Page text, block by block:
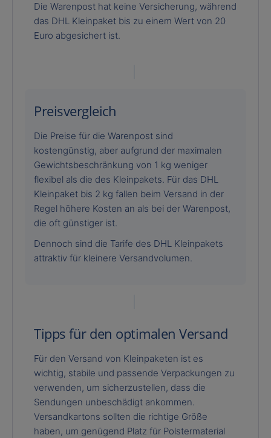
Die Warenpost hat keine Versicherung, während
das DHL Kleinpaket bis zu einem Wert von 20
Euro abgesichert ist.
Preisvergleich
Die Preise für die Warenpost sind
kostengünstig, aber aufgrund der maximalen
Gewichtsbeschränkung von 1 kg weniger
flexibel als die des Kleinpakets. Für das DHL
Kleinpaket bis 2 kg fallen beim Versand in der
Regel höhere Kosten an als bei der Warenpost,
die oft günstiger ist.
Dennoch sind die Tarife des DHL Kleinpakets
attraktiv für kleinere Versandvolumen.
Tipps für den optimalen Versand
Für den Versand von Kleinpaketen ist es
wichtig, stabile und passende Verpackungen zu
verwenden, um sicherzustellen, dass die
Sendungen unbeschädigt ankommen.
Versandkartons sollten die richtige Größe
haben, um genügend Platz für Polstermaterial